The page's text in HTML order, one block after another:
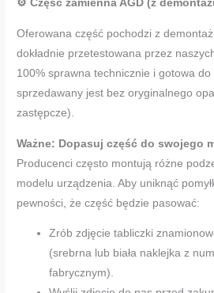
⚙️ Część zamienna AGD (z
Oferowana część pochodzi z
dokładnie przetestowana przez
100% sprawna technicznie i gotowa
sprzedawany jest bez oryginalnego
zastępcze).
Ważne: Dopasuj część do swojego
Producenci często montują różne
modelu urządzenia. Aby uniknąć
pewności, że część będzie pasować:
Zrób zdjęcie tabliczki
(srebrna lub biała naklejka z
fabrycznym).